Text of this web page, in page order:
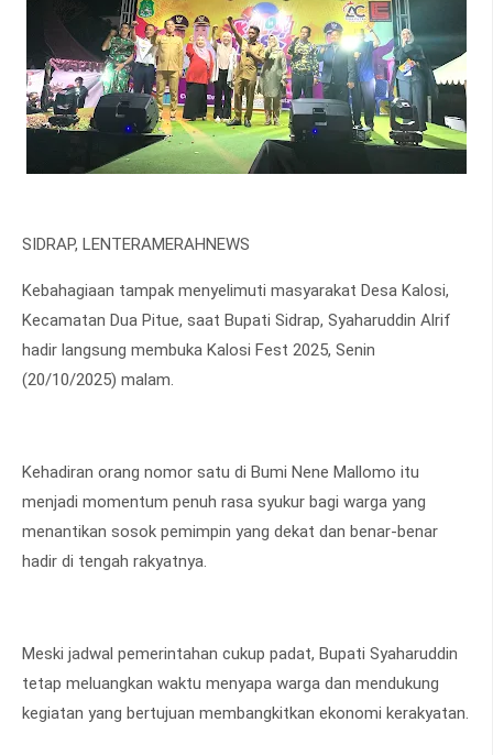
SIDRAP, LENTERAMERAHNEWS
Kebahagiaan tampak menyelimuti masyarakat Desa Kalosi,
Kecamatan Dua Pitue, saat Bupati Sidrap, Syaharuddin Alrif
hadir langsung membuka Kalosi Fest 2025, Senin
(20/10/2025) malam.
Kehadiran orang nomor satu di Bumi Nene Mallomo itu
menjadi momentum penuh rasa syukur bagi warga yang
menantikan sosok pemimpin yang dekat dan benar-benar
hadir di tengah rakyatnya.
Meski jadwal pemerintahan cukup padat, Bupati Syaharuddin
tetap meluangkan waktu menyapa warga dan mendukung
kegiatan yang bertujuan membangkitkan ekonomi kerakyatan.